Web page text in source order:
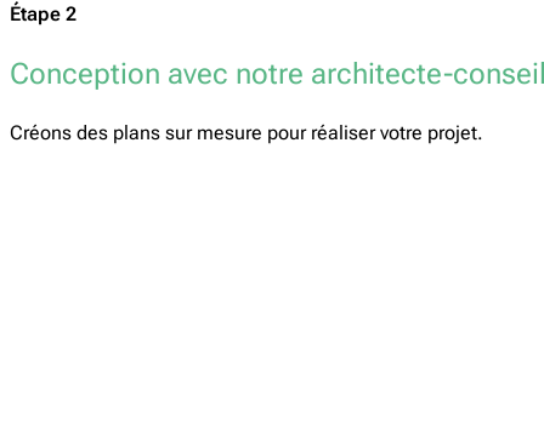
Étape 2
Conception avec notre architecte-
Créons des plans sur mesure pour réaliser votre projet.